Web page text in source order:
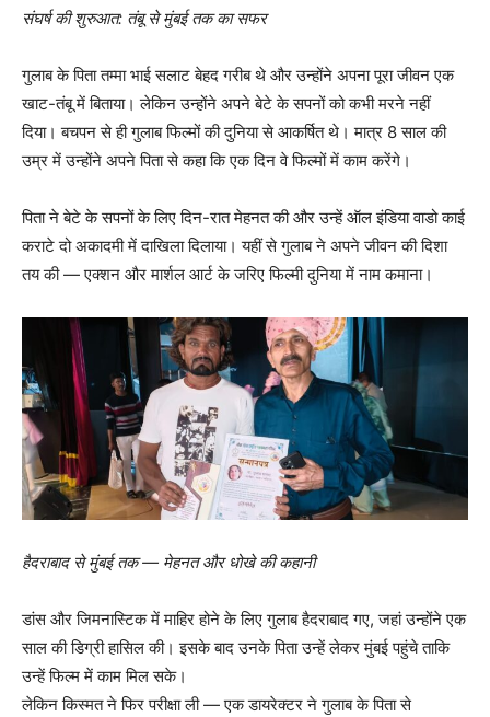
संघर्ष की शुरुआत: तंबू से मुंबई तक का सफर
गुलाब के पिता तम्मा भाई सलाट बेहद गरीब थे और उन्होंने अपना पूरा जीवन एक
खाट-तंबू में बिताया। लेकिन उन्होंने अपने बेटे के सपनों को कभी मरने नहीं
दिया। बचपन से ही गुलाब फिल्मों की दुनिया से आकर्षित थे। मात्र 8 साल की
उम्र में उन्होंने अपने पिता से कहा कि एक दिन वे फिल्मों में काम करेंगे।
पिता ने बेटे के सपनों के लिए दिन-रात मेहनत की और उन्हें ऑल इंडिया वाडो काई
कराटे दो अकादमी में दाखिला दिलाया। यहीं से गुलाब ने अपने जीवन की दिशा
तय की — एक्शन और मार्शल आर्ट के जरिए फिल्मी दुनिया में नाम कमाना।
हैदराबाद से मुंबई तक — मेहनत और धोखे की कहानी
डांस और जिमनास्टिक में माहिर होने के लिए गुलाब हैदराबाद गए, जहां उन्होंने एक
साल की डिग्री हासिल की। इसके बाद उनके पिता उन्हें लेकर मुंबई पहुंचे ताकि
उन्हें फिल्म में काम मिल सके।
लेकिन किस्मत ने फिर परीक्षा ली — एक डायरेक्टर ने गुलाब के पिता से